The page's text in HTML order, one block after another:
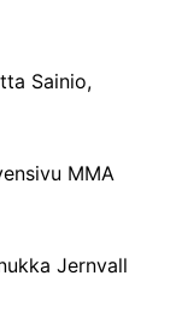
Sainio,
MMA
Jernvall